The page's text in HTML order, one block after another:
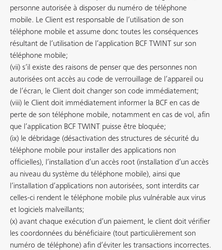
personne autorisée à disposer du numéro de téléphone
mobile. Le Client est responsable de l’utilisation de son
téléphone mobile et assume donc toutes les conséquences
résultant de l’utilisation de l’application BCF TWINT sur son
téléphone mobile;
(vii) s’il existe des raisons de penser que des personnes non
autorisées ont accès au code de verrouillage de l’appareil ou
de l’écran, le Client doit changer son code immédiatement;
(viii) le Client doit immédiatement informer la BCF en cas de
perte de son téléphone mobile, notamment en cas de vol, afin
que l’application BCF TWINT puisse être bloquée;
(ix) le débridage (désactivation des structures de sécurité du
téléphone mobile pour installer des applications non
officielles), l’installation d’un accès root (installation d’un accès
au niveau du système du téléphone mobile), ainsi que
l’installation d’applications non autorisées, sont interdits car
celles-ci rendent le téléphone mobile plus vulnérable aux virus
et logiciels malveillants;
(x) avant chaque exécution d’un paiement, le client doit vérifier
les coordonnées du bénéficiaire (tout particulièrement son
numéro de téléphone) afin d’éviter les transactions incorrectes.